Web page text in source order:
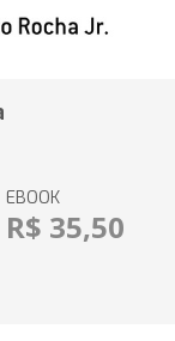
EBOOK
R$ 35,50